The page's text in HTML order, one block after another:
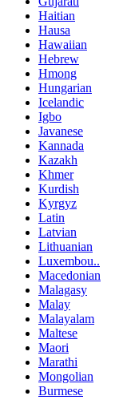
Haitian
Hausa
Hawaiian
Hebrew
Hmong
Hungarian
Icelandic
Igbo
Javanese
Kannada
Kazakh
Khmer
Kurdish
Kyrgyz
Latin
Latvian
Lithuanian
Luxembou..
Macedonian
Malagasy
Malay
Malayalam
Maltese
Maori
Marathi
Mongolian
Burmese